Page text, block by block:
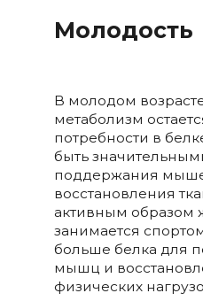
Молодость
В молодом
метаболизм
потребности в
быть
поддержания
восстановления
активным образом
занимается
больше белка для
мышц и
физических